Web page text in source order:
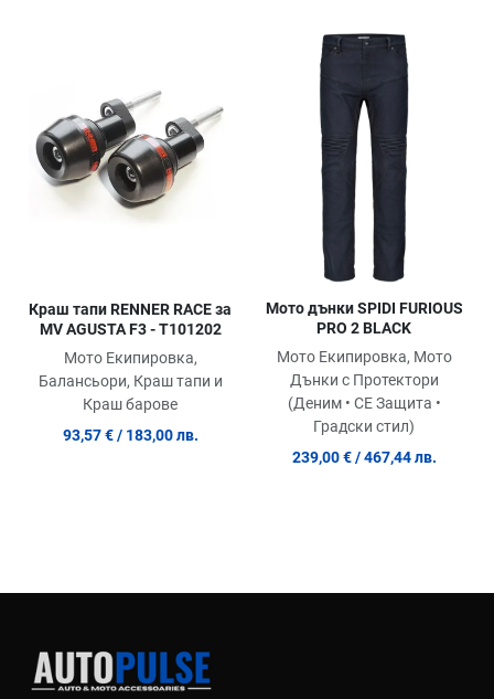
Добави в любими
Сравни продукт
Краш тапи RENNER RACE за
MV AGUSTA F3 - T101202
Мото Екипировка,
Балансьори, Краш тапи и
Краш барове
93,57 € / 183,00 лв.
Мото дънки SPIDI FURIOUS
PRO 2 BLACK
Мото Екипировка, Мото
Дънки с Протектори
(Деним • СЕ Защита •
Градски стил)
239,00 € / 467,44 лв.